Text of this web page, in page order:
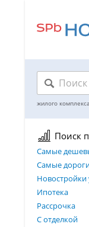
Поиск
Самые
Самые
Новостройки
Ипотека
Рассрочка
С отделкой